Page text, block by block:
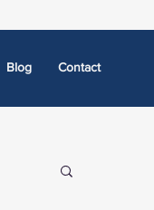
Blog Contact